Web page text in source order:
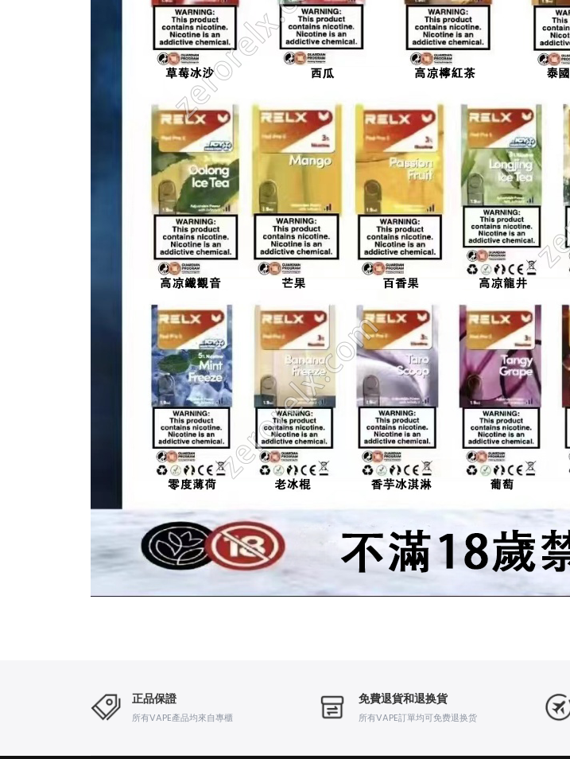
正品保證
所有VAPE產品均來自專櫃
免費退貨和退换貨
所有VAPE訂單均可免费退换货